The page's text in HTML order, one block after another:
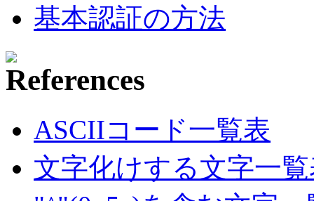
基本認証の方法
ASCIIコード一覧表
文字化けする文字一